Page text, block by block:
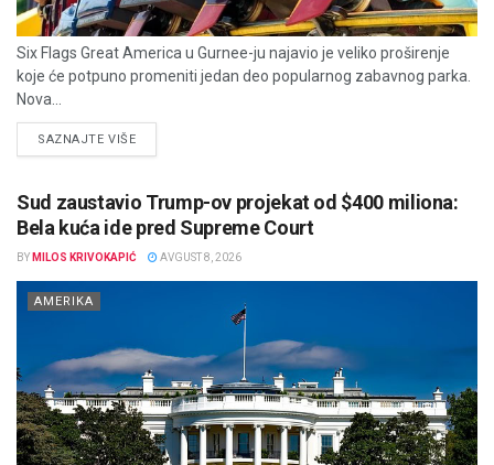
Six Flags Great America u Gurnee-ju najavio je veliko proširenje
koje će potpuno promeniti jedan deo popularnog zabavnog parka.
Nova...
SAZNAJTE VIŠEDETAILS
Sud zaustavio Trump-ov projekat od $400 miliona:
Bela kuća ide pred Supreme Court
BY MILOS KRIVOKAPIĆ AVGUST 8, 2026
AMERIKA